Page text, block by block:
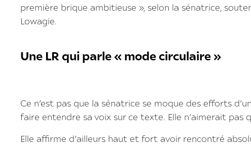
première brique ambitieuse », selon la sénatrice,
Lowagie.
Une LR qui parle « mode circulaire »
Ce n’est pas que la sénatrice se moque des efforts
faire entendre sa voix sur ce texte. Elle n’aimerait pas
Elle affirme d’ailleurs haut et fort avoir rencontré